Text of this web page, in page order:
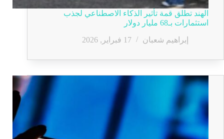
الهند تطلق قمة تأثير الذكاء الاصطناعي لجذب
استثمارات بـ68 مليار دولار
إبراهيم شعبان
17 فبراير, 2026